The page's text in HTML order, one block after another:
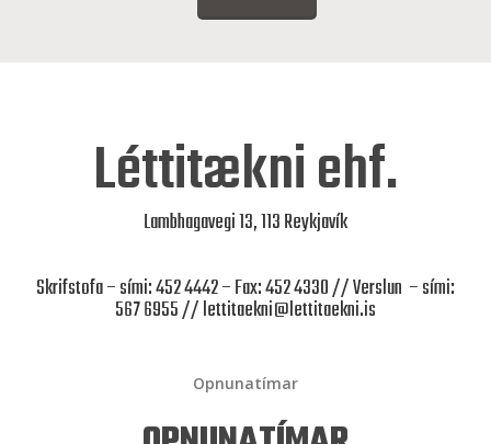
Léttitækni ehf.
Lambhagavegi 13, 113 Reykjavík
Skrifstofa – sími: 452 4442 – Fax: 452 4330 // Verslun – sími:
567 6955 //lettitaekni@lettitaekni.is
Opnunatímar